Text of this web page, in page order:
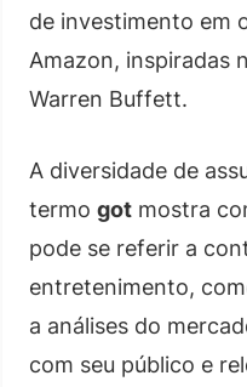
de investimento em
Amazon, inspiradas
Warren Buffett.
A diversidade de
termo got mostra
pode se referir a
entretenimento,
a análises do
com seu público e